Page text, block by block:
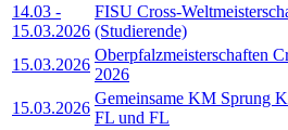
14.03 -
15.03.2026
FISU Cross-
(Studierende)
15.03.2026
Oberpfalzmeisterschaften
2026
15.03.2026
Gemeinsame KM Sprung
FL und FL